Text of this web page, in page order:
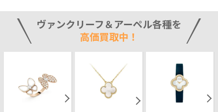
ヴァンクリーフ＆アーペル各種を
高価買取中！